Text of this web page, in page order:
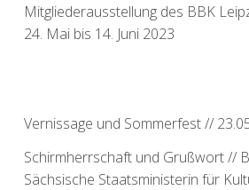
Mitgliederausstellung des BBK
24. Mai bis 14. Juni 2023
Vernissage und Sommerfest //
Schirmherrschaft und Grußwort //
Sächsische Staatsministerin für